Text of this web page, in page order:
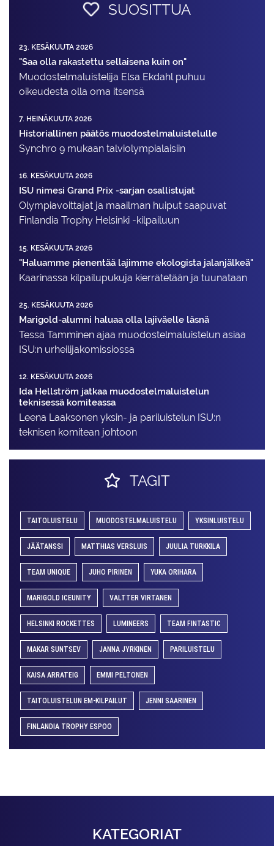
SUOSITTUA
23. KESÄKUUTA 2026
"Saa olla rakastettu sellaisena kuin on"
Muodostelma­luistelija Elsa Ekdahl puhuu
oikeudesta olla oma itsensä
7. HEINÄKUUTA 2026
Historiallinen päätös muodostelmaluistelulle
Synchro 9 mukaan talviolympialaisiin
16. KESÄKUUTA 2026
ISU nimesi Grand Prix -sarjan osallistujat
Olympiavoittajat ja maailman huiput saapuvat
Finlandia Trophy Helsinki -kilpailuun
15. KESÄKUUTA 2026
"Haluamme pienentää lajimme ekologista jalanjälkeä"
Kaarinassa kilpailupukuja kierrätetään ja tuunataan
25. KESÄKUUTA 2026
Marigold-alumni haluaa olla lajiväelle läsnä
Tessa Tamminen ajaa muodostelma­luistelun asiaa
ISU:n urheilija­komissiossa
12. KESÄKUUTA 2026
Ida Hellström jatkaa muodostelmaluistelun
teknisessä komiteassa
Leena Laaksonen yksin- ja pariluistelun ISU:n
teknisen komitean johtoon
TAGIT
TAITOLUISTELU MUODOSTELMALUISTELU YKSINLUISTELU
JÄÄTANSSI MATTHIAS VERSLUIS JUULIA TURKKILA
TEAM UNIQUE JUHO PIRINEN YUKA ORIHARA
MARIGOLD ICEUNITY VALTTER VIRTANEN
HELSINKI ROCKETTES LUMINEERS TEAM FINTASTIC
MAKAR SUNTSEV JANNA JYRKINEN PARILUISTELU
KAISA ARRATEIG EMMI PELTONEN
TAITOLUISTELUN EM-KILPAILUT JENNI SAARINEN
FINLANDIA TROPHY ESPOO
KATEGORIAT